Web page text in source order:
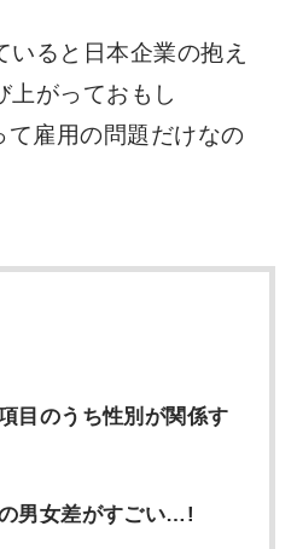
いると日本企業の抱え
上がっておもし
雇用の問題だけなの
目のうち性別が関係す
男女差がすごい…!